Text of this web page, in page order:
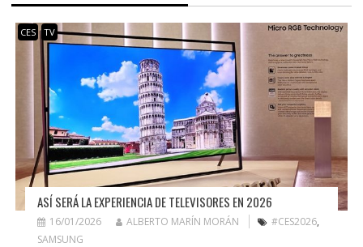
CES TV
ASÍ SERÁ LA EXPERIENCIA DE TELEVISORES EN 2026
16/01/2026 ALBERTO MARÍN MORÁN #CES2026,
SAMSUNG